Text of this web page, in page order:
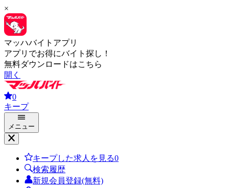
×
マッハバイトアプリ
アプリでお得にバイト探し！
無料ダウンロードはこちら
開く
0
キープ
メニュー
キープした求人を見る0
検索履歴
新規会員登録(無料)